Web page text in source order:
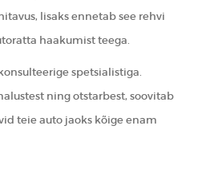
lisaks ennetab see rehvi
haakumist teega.
spetsialistiga.
ning otstarbest, soovitab
teie auto jaoks kõige enam